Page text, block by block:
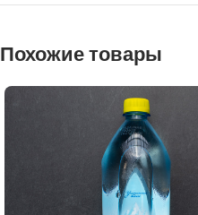
Похожие товары